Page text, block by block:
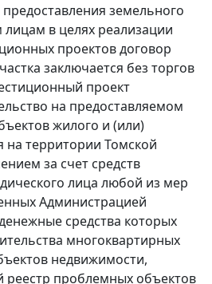
земельного
в целях реализации
проектов договор
заключается без торгов
проект
на предоставляемом
жилого и (или)
на территории Томской
за счет средств
лица любой из мер
Администрацией
средства которых
многоквартирных
недвижимости,
проблемных объектов